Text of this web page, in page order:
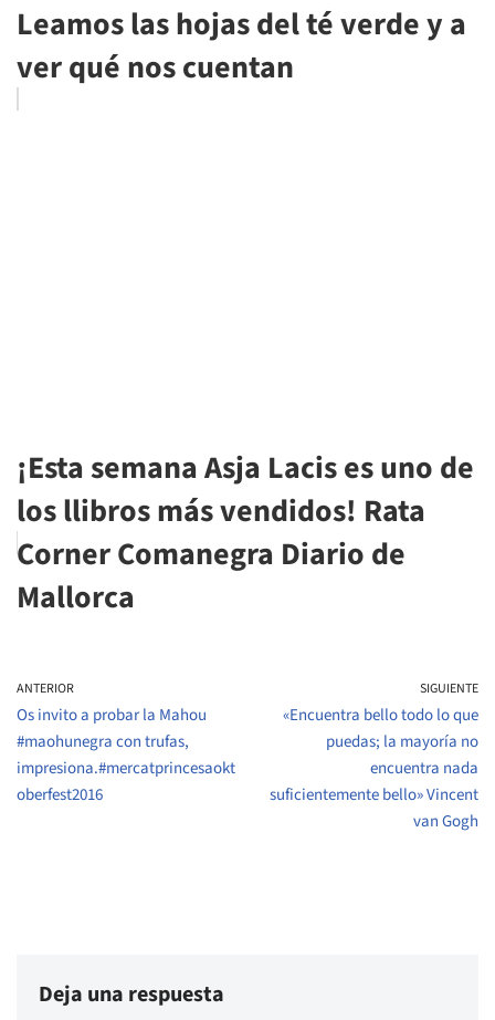
Leamos las hojas del té verde y a
ver qué nos cuentan
¡Esta semana Asja Lacis es uno de
los llibros más vendidos! Rata
Corner Comanegra Diario de
Mallorca
ANTERIOR
Os invito a probar la Mahou
#maohunegra con trufas,
impresiona.#mercatprincesaokt
oberfest2016
SIGUIENTE
«Encuentra bello todo lo que
puedas; la mayoría no
encuentra nada
suficientemente bello» Vincent
van Gogh
Deja una respuesta